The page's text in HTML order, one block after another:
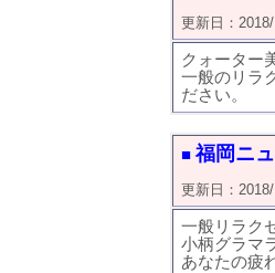
更新日：
クォーター
一般のリラ
ださい。
■ 福岡ニ
更新日：
一般リラク
小柄グラマ
あなたの疲